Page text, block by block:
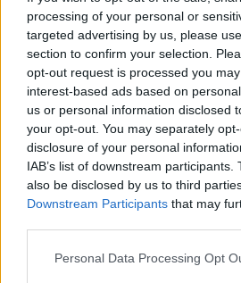
processing of your personal or
targeted advertising by us, please
section to confirm your selection.
opt-out request is processed you
interest-based ads based on
us or personal information disclosed
your opt-out. You may separately
disclosure of your personal
IAB’s list of downstream
also be disclosed by us to third
Downstream Participants that may
Please note that this website/app
Personal Data Processing Opt
20 g aszalt sárgabarack
100 g aszalt meggy
100 g aszalt vörösáfonya
100 g nádcukor
egy csipet só
egy csipet fahéj
85 g olvasztott vaj